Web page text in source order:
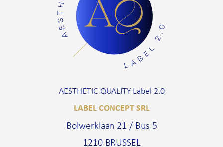
AESTHETIC QUALITY Label 2.0
LABEL CONCEPT SRL
Bolwerklaan 21 / Bus 5
1210 BRUSSEL